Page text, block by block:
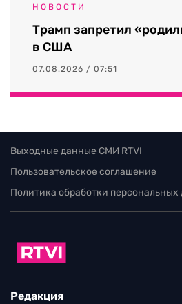
НОВОСТИ
Трамп запретил
в США
07.08.2026 / 07:51
Выходные данные СМИ RTVI
Пользовательское соглашение
Политика обработки персональных
Редакция